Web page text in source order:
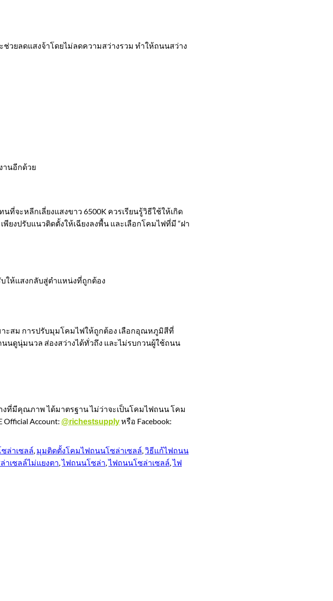
วยลดแสงจ้าโดยไม่ลดความสว่างรวม ทำให้ถนนสว่าง
านอีกด้วย
ที่จะหลีกเลี่ยงแสงขาว 6500K ควรเรียนรู้วิธีใช้ให้เกิด
งปรับแนวติดตั้งให้เฉียงลงพื้น และเลือกโคมไฟที่มี “ฝา
บให้แสงกลับสู่ตำแหน่งที่ถูกต้อง
าะสม การปรับมุมโคมไฟให้ถูกต้อง เลือกอุณหภูมิสีที่
นนดูนุ่มนวล ส่องสว่างได้ทั่วถึง และไม่รบกวนผู้ใช้ถนน
ที่มีคุณภาพ ได้มาตรฐาน ไม่ว่าจะเป็นโคมไฟถนน โคม
Account: @richestsupplyหรือ Facebook:
ล่าเซลล์, มุมติดตั้งโคมไฟถนนโซล่าเซลล์,วิธีแก้ไฟถนน
าเซลล์ไม่แยงตา,ไฟถนนโซล่า,ไฟถนนโซล่าเซลล์,ไฟ